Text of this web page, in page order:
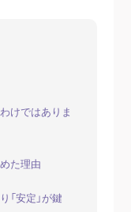
けではありま
た理由
安定」が鍵